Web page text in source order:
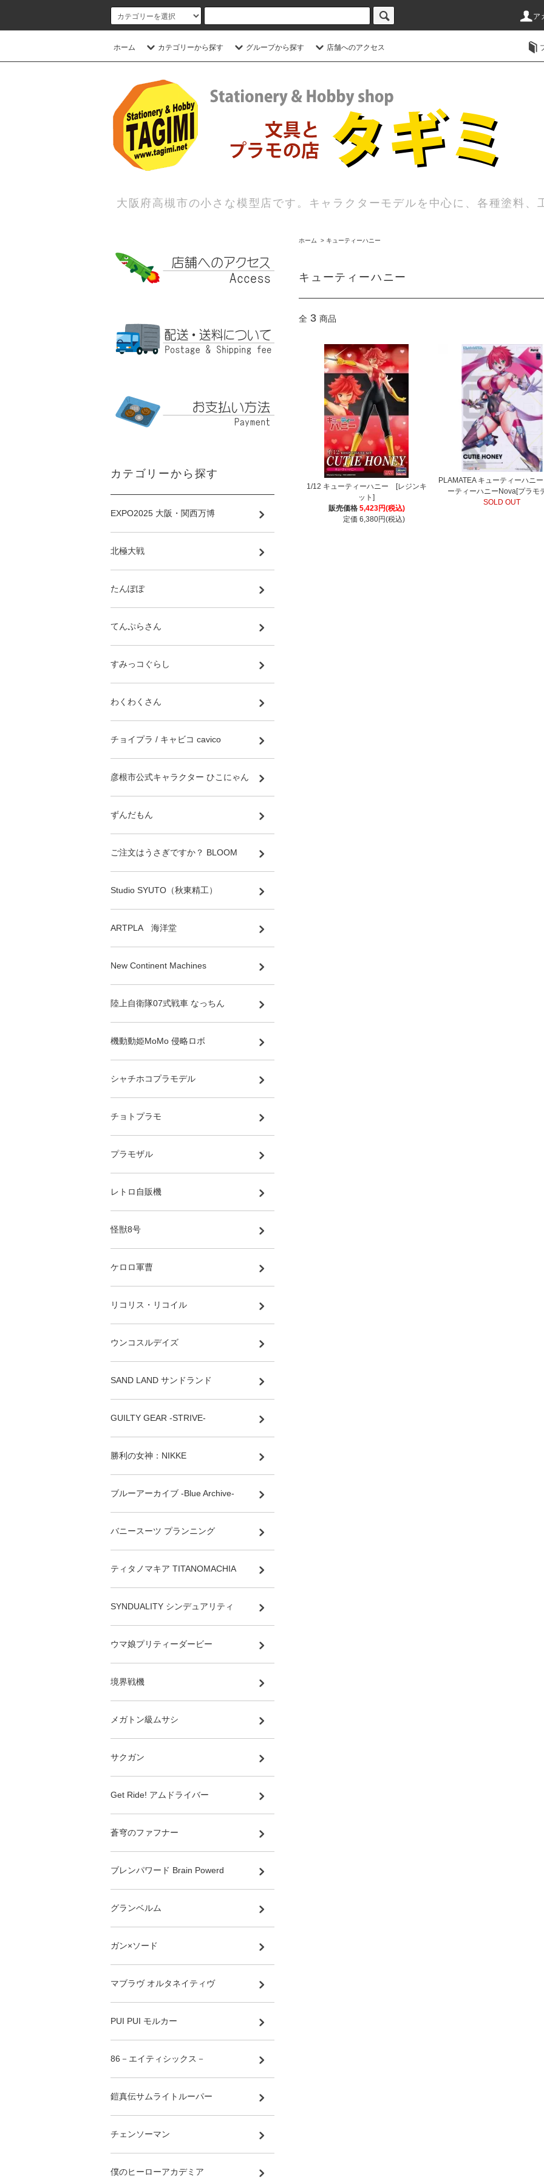
ア
ホーム カテゴリーから探す グループから探す 店舗へのアクセス
大阪府高槻市の小さな模型店です。キャラクターモデルを中心に、各種塗料、
ホーム > キューティーハニー
キューティーハニー
全 3 商品
1/12 キューティーハニー [レジンキ
ット]
販売価格 5,423円(税込)
定価 6,380円(税込)
PLAMATEA キューティーハニ
ーティーハニーNova[プラモ
SOLD OUT
カテゴリーから探す
EXPO2025 大阪・関西万博
北極大戦
たんぽぽ
てんぷらさん
すみっコぐらし
わくわくさん
チョイプラ / キャビコ cavico
彦根市公式キャラクター ひこにゃん
ずんだもん
ご注文はうさぎですか？ BLOOM
Studio SYUTO（秋東精工）
ARTPLA 海洋堂
New Continent Machines
陸上自衛隊07式戦車 なっちん
機動動姫MoMo 侵略ロボ
シャチホコプラモデル
チョトプラモ
プラモザル
レトロ自販機
怪獣8号
ケロロ軍曹
リコリス・リコイル
ウンコスルデイズ
SAND LAND サンドランド
GUILTY GEAR -STRIVE-
勝利の女神：NIKKE
ブルーアーカイブ -Blue Archive-
バニースーツ プランニング
ティタノマキア TITANOMACHIA
SYNDUALITY シンデュアリティ
ウマ娘プリティーダービー
境界戦機
メガトン級ムサシ
サクガン
Get Ride! アムドライバー
蒼穹のファフナー
ブレンパワード Brain Powerd
グランベルム
ガン×ソード
マブラヴ オルタネイティヴ
PUI PUI モルカー
86－エイティシックス－
鎧真伝サムライトルーパー
チェンソーマン
僕のヒーローアカデミア